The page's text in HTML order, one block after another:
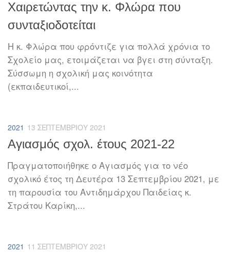
Χαιρετώντας την κ. Φλώρα που
συνταξιοδοτείται
H κ. Φλώρα που φρόντιζε για πολλά χρόνια το
Σχολείο μας, ετοιμάζεται να βγει στη σύνταξη.
Σύσσωμη η σχολική μας κοινότητα
(εκπαιδευτικοί,...
2021 13 ΣΕΠΤΕΜΒΡΊΟΥ 2021
Αγιασμός σχολ. έτους 2021-22
Πραγματοποιήθηκε ο Αγιασμός για το νέο
σχολικό έτος τη Δευτέρα 13 Σεπτεμβρίου 2021, με
τη παρουσία του Αντιδημάρχου Παιδείας κ.
Στράτου Καρίκη,...
2021 11 ΣΕΠΤΕΜΒΡΊΟΥ 2021